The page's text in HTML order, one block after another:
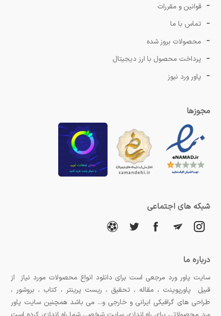
قوانین و مقررات
تماس با ما
محصولات بروز شده
پرداخت محصول با ارز دیجیتال
پاور ورد نیوز
مجوزها
شبکه های اجتماعی
درباره ما
سایت پاور ورد مرجعی است برای دانلود انواع محصولات مورد نیاز از
قبیل پاورپوینت ، مقاله ، تحقیق ، ریست پرینتر ، کتاب ، بروشور ،
طراحی های گرافیکی ایرانی و خارجی و... می باشد همچنین سایت پاور